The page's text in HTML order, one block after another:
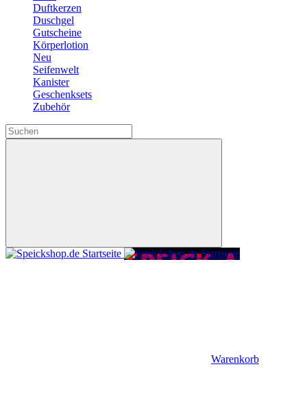
Duftkerzen
Duschgel
Gutscheine
Körperlotion
Neu
Seifenwelt
Kanister
Geschenksets
Zubehör
Warenkorb